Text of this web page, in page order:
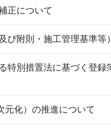
正について
び附則・施工管理基準等）
特別措置法に基づく登録
元化）の推進について